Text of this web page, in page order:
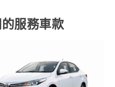
服務車款